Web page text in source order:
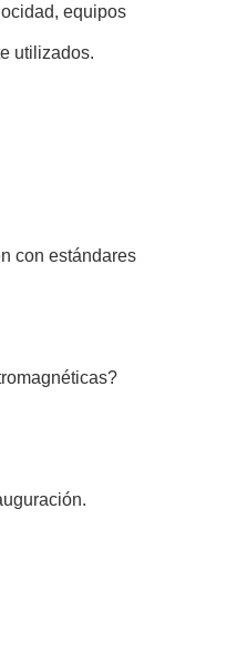
equipos
utilizados.
con estándares